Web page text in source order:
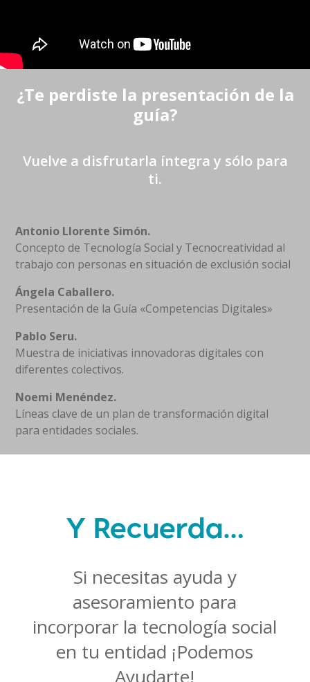
¿Te perdiste la presentación de la
guía?
Vuelve a disfrutarla íntegra y sólo para
ti.
Antonio Llorente Simón.
Concepto de Tecnología Social y Tecnocreatividad al
trabajo con personas en situación de exclusión social
Ángela Caballero.
Presentación de la Guía «Competencias Digitales»
Pablo Seru.
Muestra de iniciativas innovadoras digitales con
diferentes colectivos.
Noemi Menéndez.
Líneas clave de un plan de transformación digital
para entidades sociales.
Y Recuerda…
Si necesitas ayuda y
asesoramiento para
incorporar la tecnología social
en tu entidad ¡Podemos
Ayudarte!